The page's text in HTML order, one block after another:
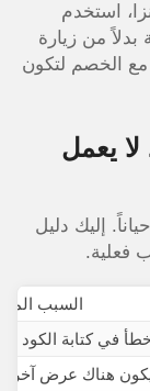
استخدم
بدلاً من زيارة
مع الخصم لتكون
يعمل
إليك دليل
فعلية.
السبب
خطأ في كتابة الكود
هناك عرض آخر